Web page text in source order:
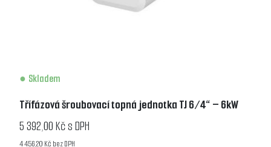
Skladem
Třífázová šroubovací topná jednotka TJ 6/4“ – 6kW
5 392,00 Kč s DPH
4 456,20 Kč bez DPH